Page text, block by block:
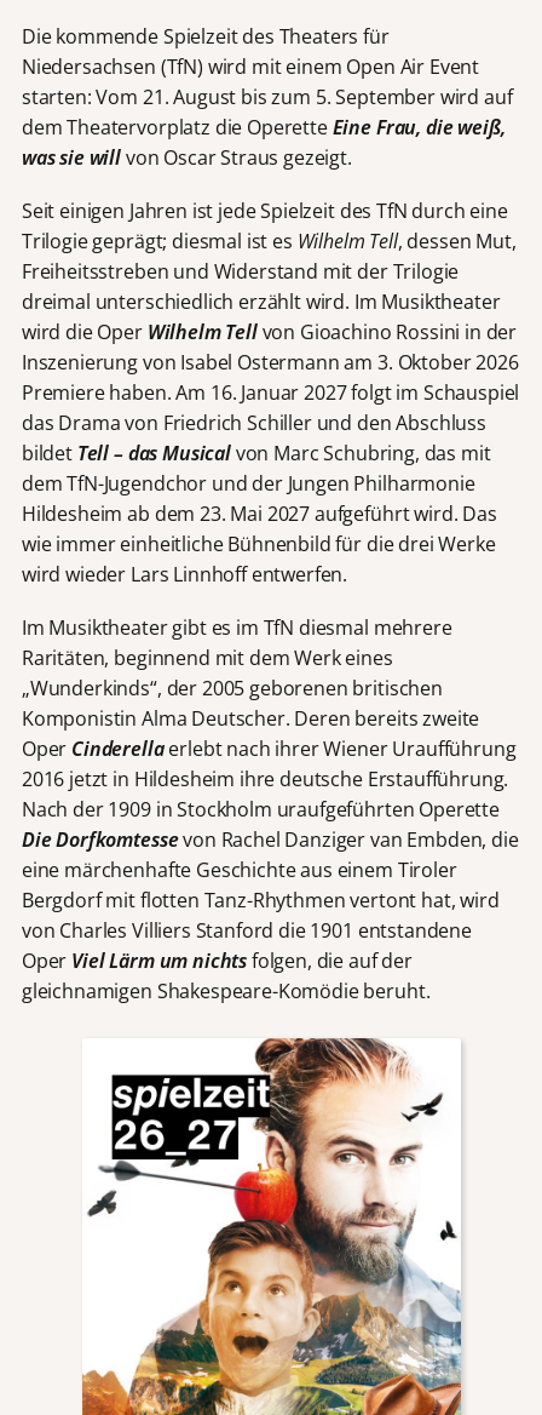
Die kommende Spielzeit des Theaters für
Niedersachsen (TfN) wird mit einem Open Air Event
starten: Vom 21. August bis zum 5. September wird auf
dem Theatervorplatz die OperetteEine Frau, die weiß,
was sie willvon Oscar Straus gezeigt.
Seit einigen Jahren ist jede Spielzeit des TfN durch eine
Trilogie geprägt; diesmal ist es Wilhelm Tell, dessen Mut,
Freiheitsstreben und Widerstand mit der Trilogie
dreimal unterschiedlich erzählt wird. Im Musiktheater
wird die Oper Wilhelm Tellvon Gioachino Rossini in der
Inszenierung von Isabel Ostermann am 3. Oktober 2026
Premiere haben. Am 16. Januar 2027 folgt im Schauspiel
das Drama von Friedrich Schiller und den Abschluss
bildet Tell – das Musicalvon Marc Schubring, das mit
dem TfN-Jugendchor und der Jungen Philharmonie
Hildesheim ab dem 23. Mai 2027 aufgeführt wird. Das
wie immer einheitliche Bühnenbild für die drei Werke
wird wieder Lars Linnhoff entwerfen.
Im Musiktheater gibt es im TfN diesmal mehrere
Raritäten, beginnend mit dem Werk eines
„Wunderkinds“, der 2005 geborenen britischen
Komponistin Alma Deutscher. Deren bereits zweite
Oper Cinderellaerlebt nach ihrer Wiener Uraufführung
2016 jetzt in Hildesheim ihre deutsche Erstaufführung.
Nach der 1909 in Stockholm uraufgeführten Operette
Die Dorfkomtessevon Rachel Danziger van Embden, die
eine märchenhafte Geschichte aus einem Tiroler
Bergdorf mit flotten Tanz-Rhythmen vertont hat, wird
von Charles Villiers Stanford die 1901 entstandene
Oper Viel Lärm um nichtsfolgen, die auf der
gleichnamigen Shakespeare-Komödie beruht.